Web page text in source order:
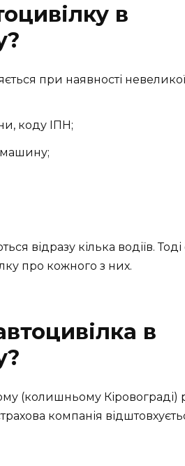
в
при наявності невеликої
коду ІПН;
машину;
відразу кілька водіїв.
про кожного з них.
в
(колишньому Кіровограді)
компанія